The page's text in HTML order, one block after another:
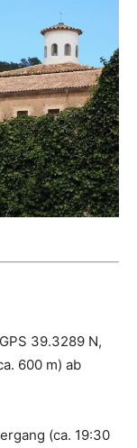
39.3289 N,
600 m) ab
(ca. 19:30